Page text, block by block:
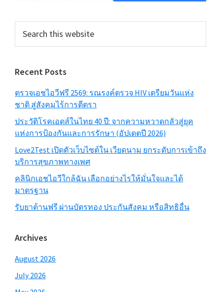
this
Recent Posts
ตรวจเอชไอวีฟรี 2569: รณรงค์ตรวจ HIV เตรียมวันแห่ง
ชาติ สู่สังคมไร้การตีตรา
ประวัติโรคเอดส์ในไทย 40 ปี: จากความหวาดกลัวสู่ยุค
แห่งการป้องกันและการรักษา (อัปเดตปี 2026)
Love2Test เปิดตัวเว็บไซต์ใน เวียดนาม ยกระดับการเข้าถึง
บริการสุขภาพทางเพศ
คลินิกเอชไอวีใกล้ฉัน เลือกอย่างไรให้มั่นใจและได้
มาตรฐาน
รับยาต้านฟรี ผ่านบัตรทอง ประกันสังคม หรือสิทธิอื่น
Archives
August 2026
July 2026